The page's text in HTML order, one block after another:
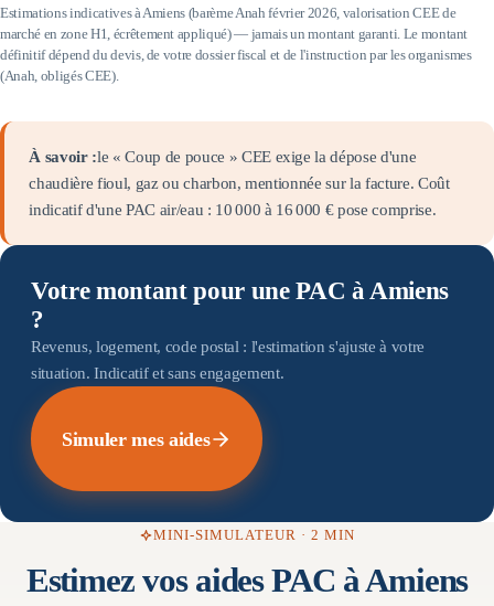
Estimations indicatives àAmiens (barème Anah février 2026, valorisation CEE de
marché en zoneH1, écrêtement appliqué) — jamais un montant garanti. Le montant
définitif dépend du devis, de votre dossier fiscal et de l'instruction par les organismes
(Anah, obligés CEE).
À savoir :le « Coup de pouce » CEE exige la dépose d'une
chaudière fioul, gaz ou charbon, mentionnée sur la facture. Coût
indicatif d'une PAC air/eau : 10 000 à 16 000 € pose comprise.
Votre montant pour une PAC à Amiens
?
Revenus, logement, code postal : l'estimation s'ajuste à votre
situation. Indicatif et sans engagement.
Simuler mes aides
MINI-SIMULATEUR · 2 MIN
Estimez vos aides PAC àAmiens